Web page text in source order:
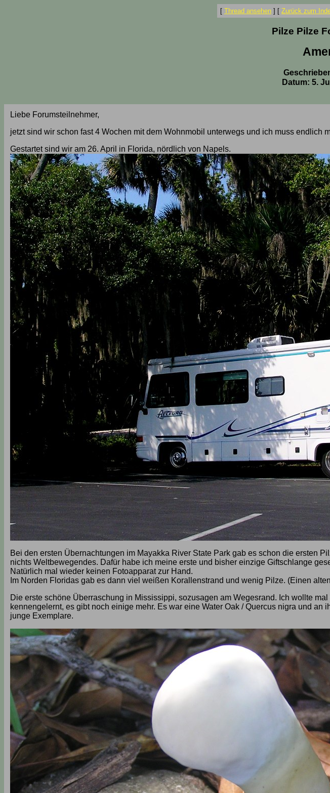
[ Thread ansehen ] [ Zurück zum
Pilze Pilze
Datum: 5.
Liebe Forumsteilnehmer,
jetzt sind wir schon fast 4 Wochen mit dem Wohnmobil unterwegs und ich muss
Gestartet sind wir am 26. April in Florida, nördlich von Napels.
Bei den ersten Übernachtungen im Mayakka River State Park gab es schon die ersten
nichts Weltbewegendes. Dafür habe ich meine erste und bisher einzige Giftschlange
Natürlich mal wieder keinen Fotoapparat zur Hand.
Im Norden Floridas gab es dann viel weißen Korallenstrand und wenig Pilze. (Einen
Die erste schöne Überraschung in Mississippi, sozusagen am Wegesrand. Ich wollte
kennengelernt, es gibt noch einige mehr. Es war eine Water Oak / Quercus nigra und
junge Exemplare.